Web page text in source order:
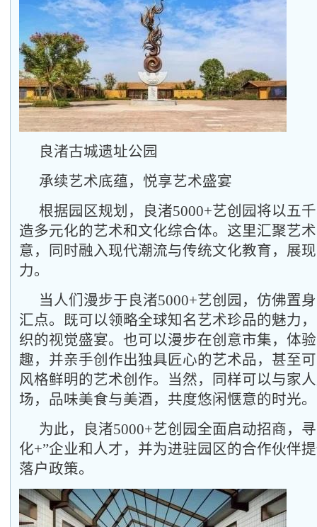
良渚古城遗址公园
承续艺术底蕴，悦享艺术盛宴
根据园区规划，良渚5000+艺创园将以五
造多元化的艺术和文化综合体。这里汇聚艺
意，同时融入现代潮流与传统文化教育，展
力。
当人们漫步于良渚5000+艺创园，仿佛置
汇点。既可以领略全球知名艺术珍品的魅力
织的视觉盛宴。也可以漫步在创意市集，体
趣，并亲手创作出独具匠心的艺术品，甚至
风格鲜明的艺术创作。当然，同样可以与家
场，品味美食与美酒，共度悠闲惬意的时光。
为此，良渚5000+艺创园全面启动招商，
化+”企业和人才，并为进驻园区的合作伙伴
落户政策。